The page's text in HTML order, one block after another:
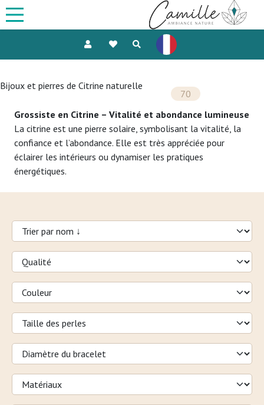
Bijoux et pierres de Citrine naturelle
70
Grossiste en Citrine – Vitalité et abondance lumineuse
La citrine est une pierre solaire, symbolisant la vitalité, la
confiance et l’abondance. Elle est très appréciée pour
éclairer les intérieurs ou dynamiser les pratiques
énergétiques.